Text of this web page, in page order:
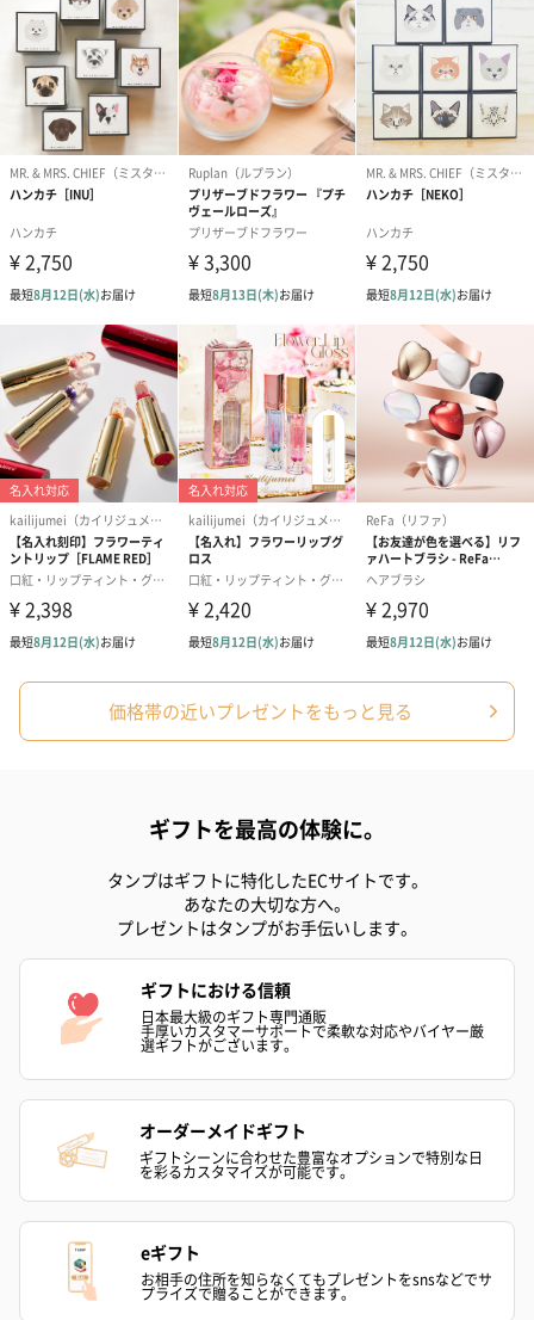
生花
生花のブーケを同梱します。
※9-15時にご注文いただく場合、最短のお届け可能日が通常より
も1日遅くなります。
シーズンブーケ（ひま
わり）（1,880円）
ブーケ（ホワイトグリ
ーン）（1,650円）
ブーケ（ピン
（1,650円）
ドライフラワー・プリザーブドフラワー
自然のお花で作ったドライフラワー・プリザーブドフラワーを同
梱します。
一部花材が写真と異なる場合がございます。予めご了承くださ
い。パッケージに入れてお届けします。
ブーケ（ピンク）
ブーケ（ブルー）
（2,580円）
ぬいぐるみ
愛らしいぬいぐるみを同梱してお届けします。
フラワーテディベア
テディベア（バニラ）
価格帯の近いプレゼントをもっと見る
ギフトを最高の体験に。
タンプはギフトに特化したECサイトです。
あなたの大切な方へ。
プレゼントはタンプがお手伝いします。
ギフトにおける信頼
日本最大級のギフト専門通販
手厚いカスタマーサポートで柔軟な対応やバイヤー厳
選ギフトがございます。
オーダーメイドギフト
ギフトシーンに合わせた豊富なオプションで特別な日
を彩るカスタマイズが可能です。
eギフト
お相手の住所を知らなくてもプレゼントをsnsなどでサ
プライズで贈ることができます。